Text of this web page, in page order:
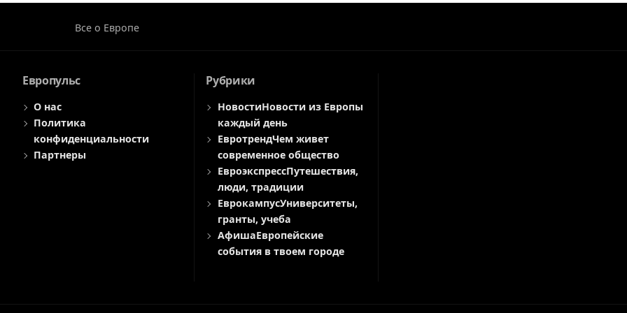
Все о Европе
Европульс
О нас
Политика
конфиденциальности
Партнеры
Рубрики
НовостиНовости из Европы
каждый день
ЕвротрендЧем живет
современное общество
ЕвроэкспрессПутешествия,
люди, традиции
ЕврокампусУниверситеты,
гранты, учеба
АфишаЕвропейские
события в твоем городе